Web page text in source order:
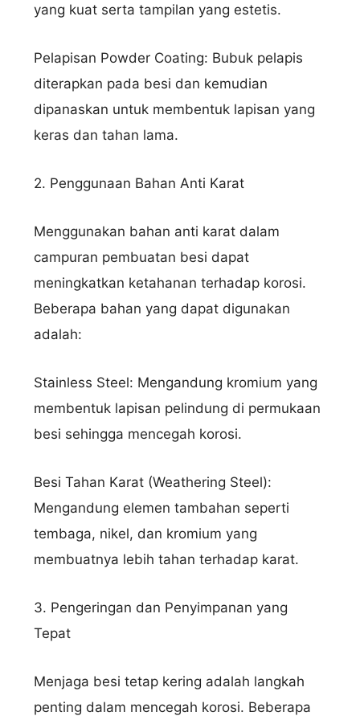
yang kuat serta tampilan yang estetis.
Pelapisan Powder Coating: Bubuk pelapis
diterapkan pada besi dan kemudian
dipanaskan untuk membentuk lapisan yang
keras dan tahan lama.
2. Penggunaan Bahan Anti Karat
Menggunakan bahan anti karat dalam
campuran pembuatan besi dapat
meningkatkan ketahanan terhadap korosi.
Beberapa bahan yang dapat digunakan
adalah:
Stainless Steel: Mengandung kromium yang
membentuk lapisan pelindung di permukaan
besi sehingga mencegah korosi.
Besi Tahan Karat (Weathering Steel):
Mengandung elemen tambahan seperti
tembaga, nikel, dan kromium yang
membuatnya lebih tahan terhadap karat.
3. Pengeringan dan Penyimpanan yang
Tepat
Menjaga besi tetap kering adalah langkah
penting dalam mencegah korosi. Beberapa